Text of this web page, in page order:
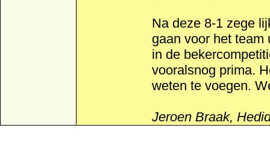
Na deze 8-1 zege
gaan voor het
in de
vooralsnog prima.
weten te voegen.
Jeroen Braak,